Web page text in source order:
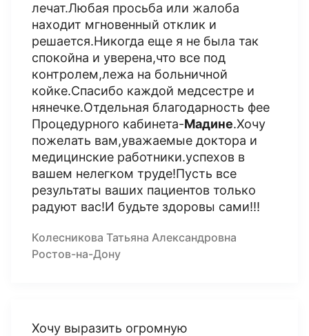
лечат.Любая просьба или жалоба
находит мгновенный отклик и
решается.Никогда еще я не была так
спокойна и уверена,что все под
контролем,лежа на больничной
койке.Спасибо каждой медсестре и
нянечке.Отдельная благодарность фее
Процедурного кабинета-Мадине.Хочу
пожелать вам,уважаемые доктора и
медицинские работники.успехов в
вашем нелегком труде!Пусть все
результаты ваших пациентов только
радуют вас!И будьте здоровы сами!!!
Колесникова Татьяна Александровна
Ростов-на-Дону
Хочу выразить огромную